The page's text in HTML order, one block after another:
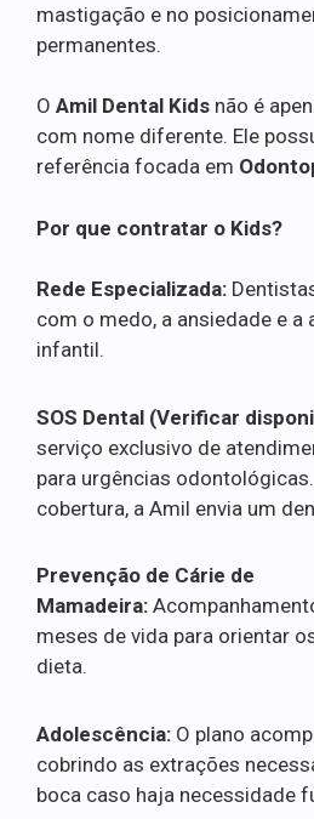
mastigação e no
permanentes.
O Amil Dental Kids não é
com nome diferente. Ele
referência focada em
Por que contratar o Kids?
Rede Especializada:
com o medo, a ansiedade e a
infantil.
SOS Dental (Verificar
serviço exclusivo de
para urgências
cobertura, a Amil envia um
Prevenção de Cárie de
Mamadeira:
meses de vida para orientar
dieta.
Adolescência: O plano
cobrindo as extrações
boca caso haja necessidade